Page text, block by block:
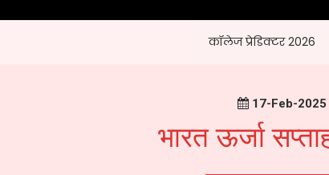
कॉलेज प्रेडिक्टर 2026
17-Feb-2025
भारत ऊर्जा